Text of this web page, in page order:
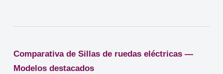
Comparativa de Sillas de ruedas eléctricas —
Modelos destacados